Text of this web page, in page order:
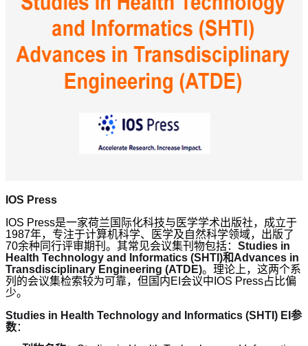
IOS Press
IOS Press是一家荷兰国际化科技与医学学术出版社，成立于
1987年，专注于计算机科学、医学及自然科学领域，出版了
70余种同行评审期刊。其常见会议集刊物包括： Studies in
Health Technology and Informatics (SHTI)和Advances in
Transdisciplinary Engineering (ATDE)。理论上，这两个系
列的会议集检索较为可靠，但国内EI会议中IOS Press占比偏
少。
Studies in Health Technology and Informatics (SHTI) EI参
数：